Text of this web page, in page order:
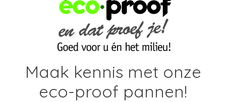
Maak kennis met onze
eco-proof pannen!